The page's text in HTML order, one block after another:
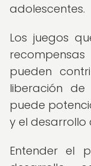
adolescentes.
Los juegos
pueden
liberación
puede
y el desarrollo
Entender el